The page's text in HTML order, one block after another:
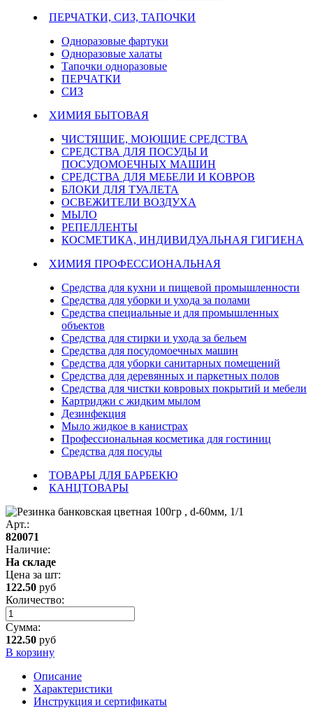
ПЕРЧАТКИ, СИЗ, ТАПОЧКИ
Одноразовые фартуки
Одноразовые халаты
Тапочки одноразовые
ПЕРЧАТКИ
СИЗ
ХИМИЯ БЫТОВАЯ
ЧИСТЯЩИЕ, МОЮЩИЕ СРЕДСТВА
СРЕДСТВА ДЛЯ ПОСУДЫ И
ПОСУДОМОЕЧНЫХ МАШИН
СРЕДСТВА ДЛЯ МЕБЕЛИ И КОВРОВ
БЛОКИ ДЛЯ ТУАЛЕТА
ОСВЕЖИТЕЛИ ВОЗДУХА
МЫЛО
РЕПЕЛЛЕНТЫ
КОСМЕТИКА, ИНДИВИДУАЛЬНАЯ ГИГИЕНА
ХИМИЯ ПРОФЕССИОНАЛЬНАЯ
Средства для кухни и пищевой промышленности
Средства для уборки и ухода за полами
Средства специальные и для промышленных
объектов
Средства для стирки и ухода за бельем
Средства для посудомоечных машин
Средства для уборки санитарных помещений
Средства для деревянных и паркетных полов
Средства для чистки ковровых покрытий и мебели
Картриджи с жидким мылом
Дезинфекция
Мыло жидкое в канистрах
Профессиональная косметика для гостиниц
Средства для посуды
ТОВАРЫ ДЛЯ БАРБЕКЮ
КАНЦТОВАРЫ
Арт.:
820071
Наличие:
На складе
Цена за шт:
122.50 руб
Количество:
Сумма:
122.50 руб
В корзину
Описание
Характеристики
Инструкция и сертификаты